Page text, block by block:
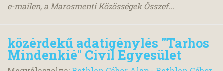
e-mailen, a Marosmenti Közösségek Összef...
közérdekű adatigénylés "Tarhos
Mindenkié" Civil Egyesület